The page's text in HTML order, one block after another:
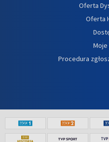
Oferta
Oferta
Procedura